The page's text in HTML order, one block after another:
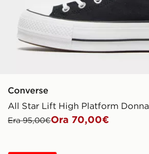
Converse
All Star Lift High Platform Donna
Era 95,00€Ora 70,00€